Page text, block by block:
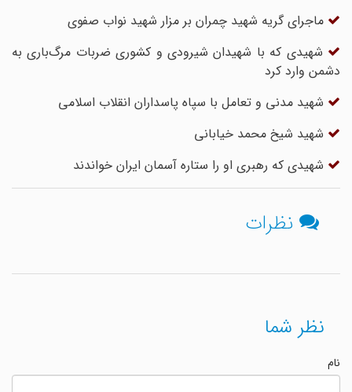
ماجرای گریه شهید چمران بر مزار شهید نواب صفوی
شهیدی که با شهیدان شیرودی و کشوری ضربات مرگ‌باری به
دشمن وارد کرد
شهید مدنی و تعامل با سپاه پاسداران انقلاب اسلامی
شهید شیخ محمد خیابانی
شهیدی که رهبری او را ستاره آسمان ایران خواندند
نظرات
نظر شما